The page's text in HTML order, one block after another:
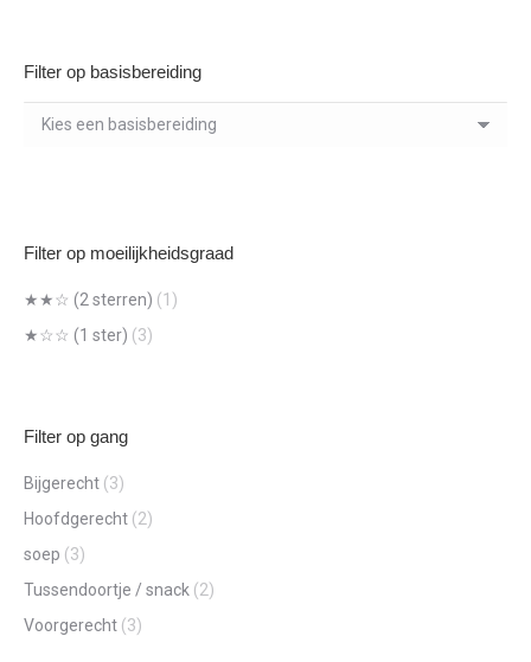
Filter op basisbereiding
Filter op moeilijkheidsgraad
★★☆ (2 sterren) (1)
★☆☆ (1 ster) (3)
Filter op gang
Bijgerecht (3)
Hoofdgerecht (2)
soep (3)
Tussendoortje / snack (2)
Voorgerecht (3)